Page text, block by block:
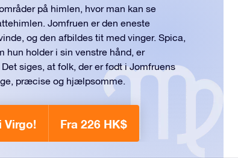
på himlen, hvor man kan se
Jomfruen er den eneste
og den afbildes tit med vinger. Spica,
hun holder i sin venstre hånd, er
siges, at folk, der er født i Jomfruens
præcise og hjælpsomme.
Virgo! Fra 226 HK$